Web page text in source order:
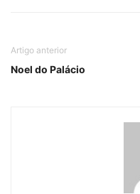
Artigo anterior
Noel do Palácio